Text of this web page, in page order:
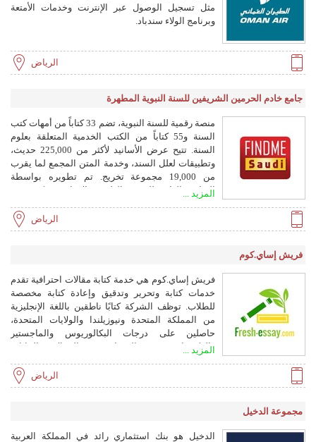
مثل تسجيل الوصول عبر الإنترنت وخدمات الأمتعة
وبرنامج الولاء سندباد.
الرياض
جامع خادم الحرمين الشريفين للسنة النبوية المطهرة
منصة رقمية للسنة النبوية، تضم 33 كتاباً من أمهات كتب
السنة و55 كتاباً من الكتب الخدمية المتعلقة بعلوم
السنة. تتيح عرض الأسانيد لأكثر من 225,000 حديث،
وتطبيقات لعلل السند، وخدمة المتن المجمع لما يقرب
من 19,000 مجموعة تخريج. تم تطويره بواسطة
الرئاسة العامة للبحوث العلمية والإفتاء وشركة حرف
المزيد ...
الرياض
فريش إساي.كوم
فريش إساي.كوم هي خدمة كتابة مقالات احترافية تقدم
خدمات كتابة وتحرير وتدقيق وإعادة كتابة مخصصة
للطلاب. توظف الشركة كتابًا ناطقين باللغة الإنجليزية
من المملكة المتحدة ونيوزيلندا والولايات المتحدة،
حاصلين على درجات البكالوريوس والماجستير
والدكتوراه. يقدمون المساعدة في المقالات والبيانات
مع التركيز على الأصالة والسرية والالتزام بالمواعيد
النهائية.
المزيد ...
الرياض
مجموعة الدخيل
الدخيل هو بنك استثماري رائد في المملكة العربية